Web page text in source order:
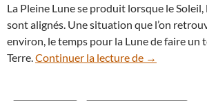
La Pleine Lune se produit lorsque le Soleil,
sont alignés. Une situation que l’on
environ, le temps pour la Lune de faire un
Terre. Continuer la lecture de J-25 :
→